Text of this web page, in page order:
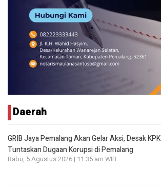
Daerah
GRIB Jaya Pemalang Akan Gelar Aksi, Desak KPK
Tuntaskan Dugaan Korupsi di Pemalang
Rabu, 5 Agustus 2026 | 11:35 am WIB